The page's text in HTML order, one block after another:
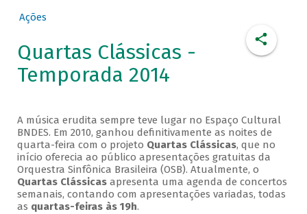
Ações
Quartas Clássicas -
Temporada 2014
A música erudita sempre teve lugar no Espaço Cultural
BNDES. Em 2010, ganhou definitivamente as noites de
quarta-feira com o projeto Quartas Clássicas, que no
início oferecia ao público apresentações gratuitas da
Orquestra Sinfônica Brasileira (OSB). Atualmente, o
Quartas Clássicasapresenta uma agenda de concertos
semanais, contando com apresentações variadas, todas
as quartas-feiras às 19h.